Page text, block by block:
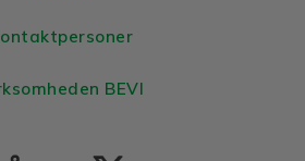
BEVI